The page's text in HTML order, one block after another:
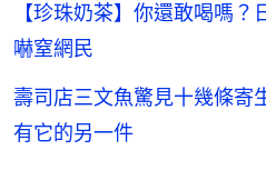
【珍珠奶茶】你還敢喝嗎？
嚇窒網民
壽司店三文魚驚見十幾條
有它的另一件